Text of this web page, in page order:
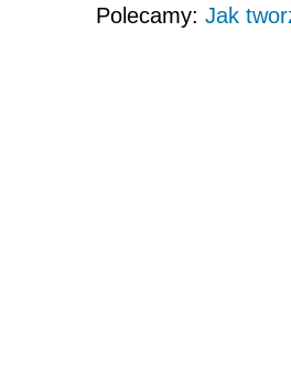
Polecamy: Jak